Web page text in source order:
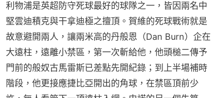
利物浦是英超防守死球最好的球隊之一，皆因兩名中
堅雲迪積克與干拿迪極之擅頂。賀維的死球戰術就是
故意避開兩人，讓兩米高的丹般恩（Dan Burn）企在
大遠柱，遠離小禁區，第一次斬給他，他頭槌二傳予
門前的般奴古馬雷斯已差點先開紀錄；到上半場補時
階段，他更接應捷比亞開出的角球，在禁區頂前少